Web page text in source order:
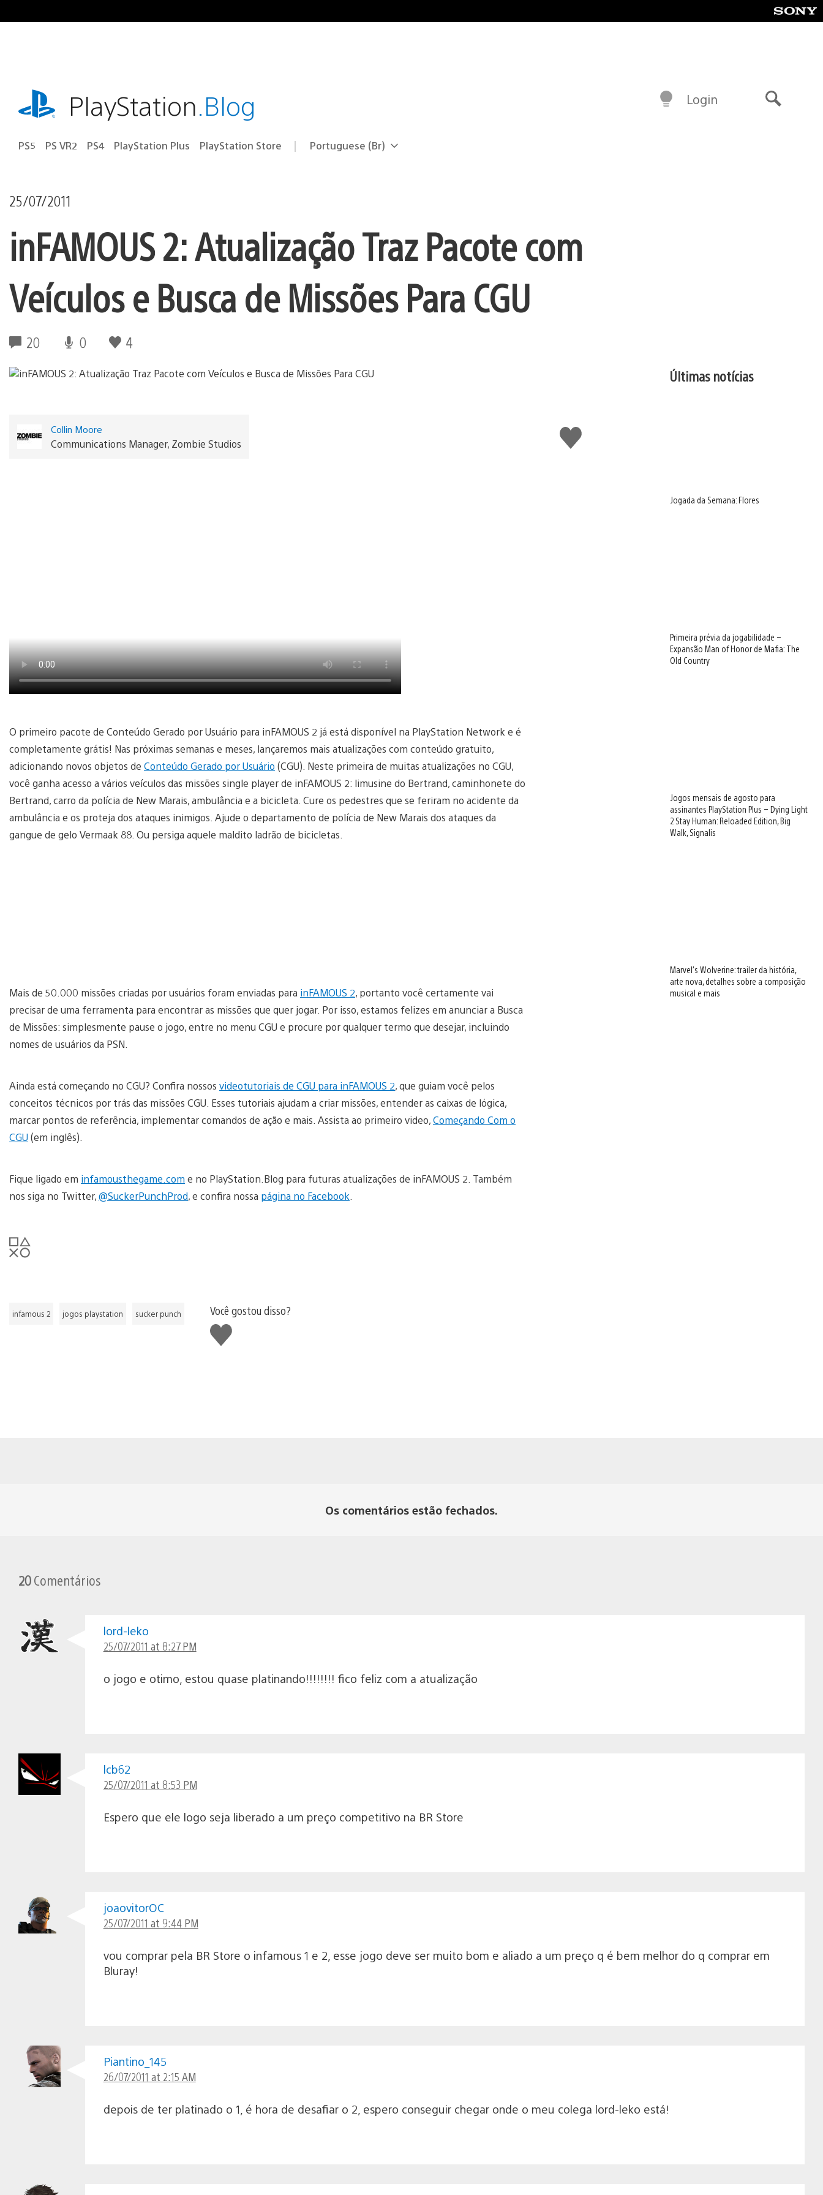
para
playstation.comPlayStation.Blog
PS5 PS VR2 PS4 PlayStation Plus PlayStation Store Selecione
Região
Portuguese (Br)
Login
25/07/2011
inFAMOUS 2: Atualização Traz Pacote com
Veículos e Busca de Missões Para CGU
20 0 4
Curtir
Collin Moore
Communications Manager, Zombie Studios
O primeiro pacote de Conteúdo Gerado por Usuário para inFAMOUS 2 já está disponível na PlayStation Network e é
completamente grátis! Nas próximas semanas e meses, lançaremos mais atualizações com conteúdo gratuito,
adicionando novos objetos de Conteúdo Gerado por Usuário (CGU). Neste primeira de muitas atualizações no CGU,
você ganha acesso a vários veículos das missões single player de inFAMOUS 2: limusine do Bertrand, caminhonete do
Bertrand, carro da polícia de New Marais, ambulância e a bicicleta. Cure os pedestres que se feriram no acidente da
ambulância e os proteja dos ataques inimigos. Ajude o departamento de polícia de New Marais dos ataques da
gangue de gelo Vermaak 88. Ou persiga aquele maldito ladrão de bicicletas.
Mais de 50.000 missões criadas por usuários foram enviadas para inFAMOUS 2, portanto você certamente vai
precisar de uma ferramenta para encontrar as missões que quer jogar. Por isso, estamos felizes em anunciar a Busca
de Missões: simplesmente pause o jogo, entre no menu CGU e procure por qualquer termo que desejar, incluindo
nomes de usuários da PSN.
Ainda está começando no CGU? Confira nossos videotutoriais de CGU para inFAMOUS 2, que guiam você pelos
conceitos técnicos por trás das missões CGU. Esses tutoriais ajudam a criar missões, entender as caixas de lógica,
marcar pontos de referência, implementar comandos de ação e mais. Assista ao primeiro video,Começando Com o
CGU (em inglês).
Fique ligado em infamousthegame.com e no PlayStation.Blog para futuras atualizações de inFAMOUS 2. Também
nos siga no Twitter,@SuckerPunchProd, e confira nossa página no Facebook
infamous 2 jogos playstation sucker punch
Você gostou disso?
Curtir
Últimas notícias
Jogada da Semana: Flores
Primeira prévia da jogabilidade –
Expansão Man of Honor de Mafia: The
Old Country
Jogos mensais de agosto para
assinantes PlayStation Plus – Dying Light
2 Stay Human: Reloaded Edition, Big
Walk, Signalis
Marvel’s Wolverine: trailer da história,
arte nova, detalhes sobre a composição
musical e mais
Os comentários estão fechados.
20Comentários
lord-leko
25/07/2011 at 8:27 PM
o jogo e otimo, estou quase platinando!!!!!!!! fico feliz com a atualização
lcb62
25/07/2011 at 8:53 PM
Espero que ele logo seja liberado a um preço competitivo na BR Store
joaovitorOC
25/07/2011 at 9:44 PM
vou comprar pela BR Store o infamous 1 e 2, esse jogo deve ser muito bom e aliado a um preço q é bem melhor do q comprar em
Bluray!
Piantino_145
26/07/2011 at 2:15 AM
depois de ter platinado o 1, é hora de desafiar o 2, espero conseguir chegar onde o meu colega lord-leko está!